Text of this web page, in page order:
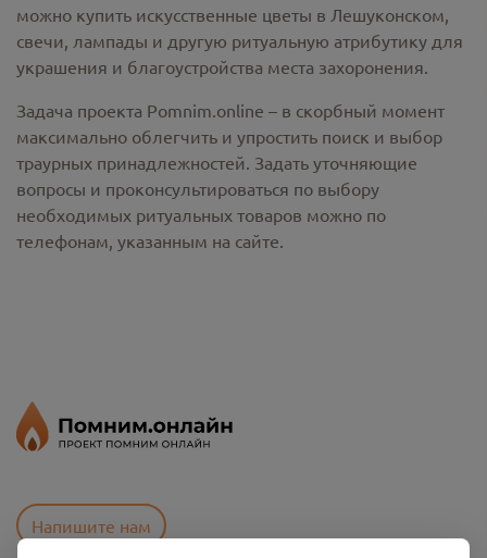
можно купить искусственные цветы в Лешуконском,
свечи, лампады и другую ритуальную атрибутику для
украшения и благоустройства места захоронения.
Задача проекта Pomnim.online – в скорбный момент
максимально облегчить и упростить поиск и выбор
траурных принадлежностей. Задать уточняющие
вопросы и проконсультироваться по выбору
необходимых ритуальных товаров можно по
телефонам, указанным на сайте.
Напишите нам